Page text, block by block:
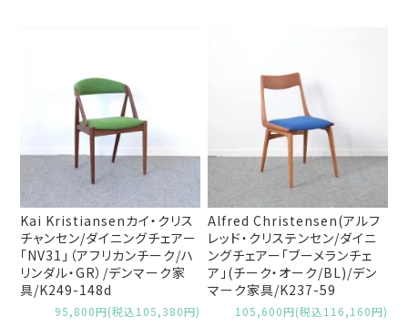
Kai Kristiansenカイ・クリス
チャンセン/ダイニングチェアー
「NV31」（アフリカンチーク/ハ
リンダル・GR）/デンマーク家
具/K249-148d
95,800円(税込105,380円)
Alfred Christensen(アルフ
レッド・クリステンセン/ダイニ
ングチェアー「ブーメランチェ
ア」(チーク・オーク/BL)/デン
マーク家具/K237-59
105,600円(税込116,160円)